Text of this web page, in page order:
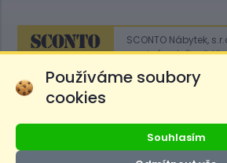
SCONTO Nábytek,
mezinárodního
obchodní domy
Používáme soubory
cookies
Souhlasím